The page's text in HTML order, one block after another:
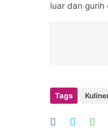
luar dan gurih
Tags